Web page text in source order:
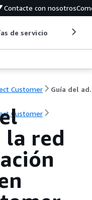
Contacte con nosotros
de servicio
Customer
Customer
la red